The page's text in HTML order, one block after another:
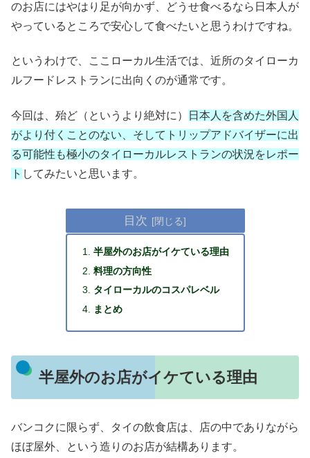
のお店にはやはり足が向かず、どうせ食べるなら日本人が
やっているところで安心して食べたいと思うわけですね。
というわけで、ここローカル生活では、近所のタイローカ
ルフードレストランに出向くのが通常です。
今回は、殆ど（というより絶対に）
日本人を含めた外国人
がより付くことのない、そしてトリップアドバイザーに出
る可能性も極小のタイローカルレストランの状況をレポー
ト してみたいと思います。
目次
半屋外のお店がイケている理由
料理の方向性
タイローカルのコスパレベル
まとめ
半屋外のお店がイケている理由
バンコクに限らず、タイの飲食店は、店の中でありながら
ほぼ屋外、という造りのお店が結構あります。